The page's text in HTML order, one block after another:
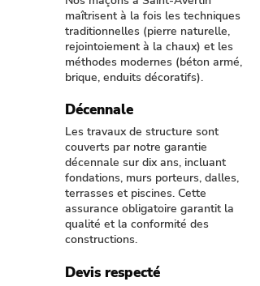
maîtrisent à la fois les techniques
traditionnelles (pierre naturelle,
rejointoiement à la chaux) et les
méthodes modernes (béton armé,
brique, enduits décoratifs).
Décennale
Les travaux de structure sont
couverts par notre garantie
décennale sur dix ans, incluant
fondations, murs porteurs, dalles,
terrasses et piscines. Cette
assurance obligatoire garantit la
qualité et la conformité des
constructions.
Devis respecté